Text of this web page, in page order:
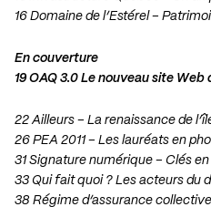
16 Domaine de l’Estérel –
En couverture
19 OAQ 3.0 Le nouveau site Web
22 Ailleurs – La renaissance de
26 PEA 2011 – Les lauréats en
31 Signature numérique – Clés
33 Qui fait quoi ? Les acteurs du
38 Régime d’assurance